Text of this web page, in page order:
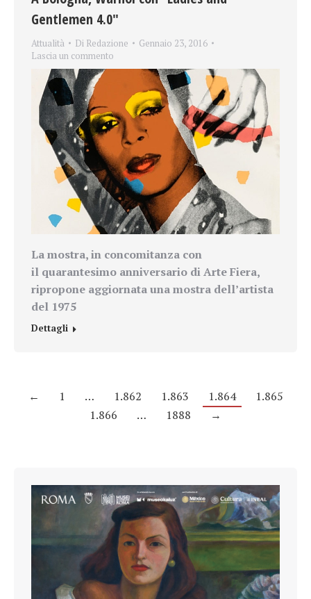
Gentlemen 4.0″
Attualità Di Redazione
Gennaio 23, 2016
Lascia un commento
La mostra, in concomitanza con
il quarantesimo anniversario di Arte Fiera,
ripropone aggiornata una mostra dell’artista
del 1975
Dettagli
← 1 … 1.862 1.863 1.864
1.865
1.866
… 1888 →